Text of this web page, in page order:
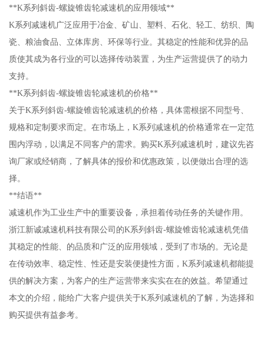
**K系列斜齿-螺旋锥齿轮减速机的应用领域**
K系列减速机广泛应用于冶金、矿山、塑料、石化、轻工、纺织、陶
瓷、粮油食品、立体库房、环保等行业。其稳定的性能和优异的品
质使其成为各行业的可以选择传动装置，为生产运营提供了的动力
支持。
**K系列斜齿-螺旋锥齿轮减速机的价格**
关于K系列斜齿-螺旋锥齿轮减速机的价格，具体需根据不同型号、
规格和定制要求而定。在市场上，K系列减速机的价格通常在一定范
围内浮动，以满足不同客户的需求。购买K系列减速机时，建议先咨
询厂家或经销商，了解具体的报价和优惠政策，以便做出合理的选
择。
**结语**
减速机作为工业生产中的重要设备，承担着传动任务的关键作用。
浙江新诚减速机科技有限公司的K系列斜齿-螺旋锥齿轮减速机凭借
其稳定的性能、的品质和广泛的应用领域，受到了市场的。无论是
在传动效率、稳定性、性还是安装便捷性方面，K系列减速机都能提
供的解决方案，为客户的生产运营带来实实在在的效益。希望通过
本文的介绍，能给广大客户提供关于K系列减速机的了解，为选择和
购买提供有益参考。